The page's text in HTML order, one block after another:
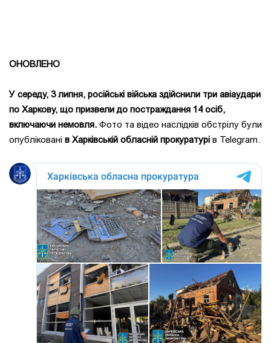
ОНОВЛЕНО
У середу, 3 липня, російські війська здійснили три авіаудари
по Харкову, що призвели до постраждання 14 осіб,
включаючи немовля. Фото та відео наслідків обстрілу були
опубліковані в Харківській обласній прокуратурі в Telegram.